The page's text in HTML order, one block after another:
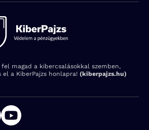
fel magad a kibercsalásokkal szemben,
el a KiberPajzs honlapra! (kiberpajzs.hu)